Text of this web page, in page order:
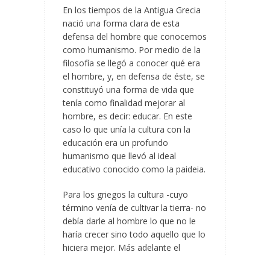
En los tiempos de la Antigua Grecia
nació una forma clara de esta
defensa del hombre que conocemos
como humanismo. Por medio de la
filosofía se llegó a conocer qué era
el hombre, y, en defensa de éste, se
constituyó una forma de vida que
tenía como finalidad mejorar al
hombre, es decir: educar. En este
caso lo que unía la cultura con la
educación era un profundo
humanismo que llevó al ideal
educativo conocido como la paideia.
Para los griegos la cultura -cuyo
término venía de cultivar la tierra- no
debía darle al hombre lo que no le
haría crecer sino todo aquello que lo
hiciera mejor. Más adelante el